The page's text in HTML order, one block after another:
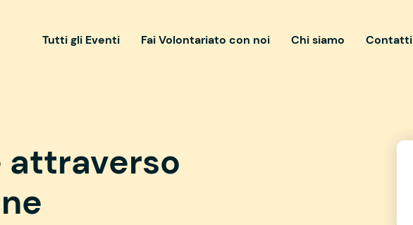
Tutti gli Eventi Fai Volontariato con noi Chi siamo Contatti
attraverso